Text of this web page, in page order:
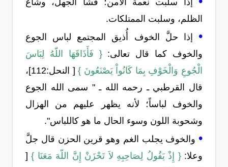
إذا سلبت نعمة الأمن؛ فشا الجهل، وشاع
الظلم، وسلبت الممتلكات.
• إذا حلَّ الخوف أُذيق المجتمع لباس الجوع
والخوف كما قال تعالى:{ فَأَذَاقَهَا اللّهُ لِبَاسَ
الْجُوعِ وَالْخَوْفِ بِمَا كَانُواْ يَصْنَعُونَ }
[ النحل:112]،
قال القرطبي ـ رحمه الله ـ " سمى الله الجوع
والخوف لباساً؛ لأنه يظهر عليهم من الهزال
وشحوبة اللون وسوء الحال ما هو كاللباس".
• والخوف يجلب الغم وهو قرين الحزن قال جلَّ
وعلا:{ إِذْ يَقُولُ لِصَاحِبِهِ لاَ تَحْزَنْ إِنَّ اللّهَ مَعَنَا }[